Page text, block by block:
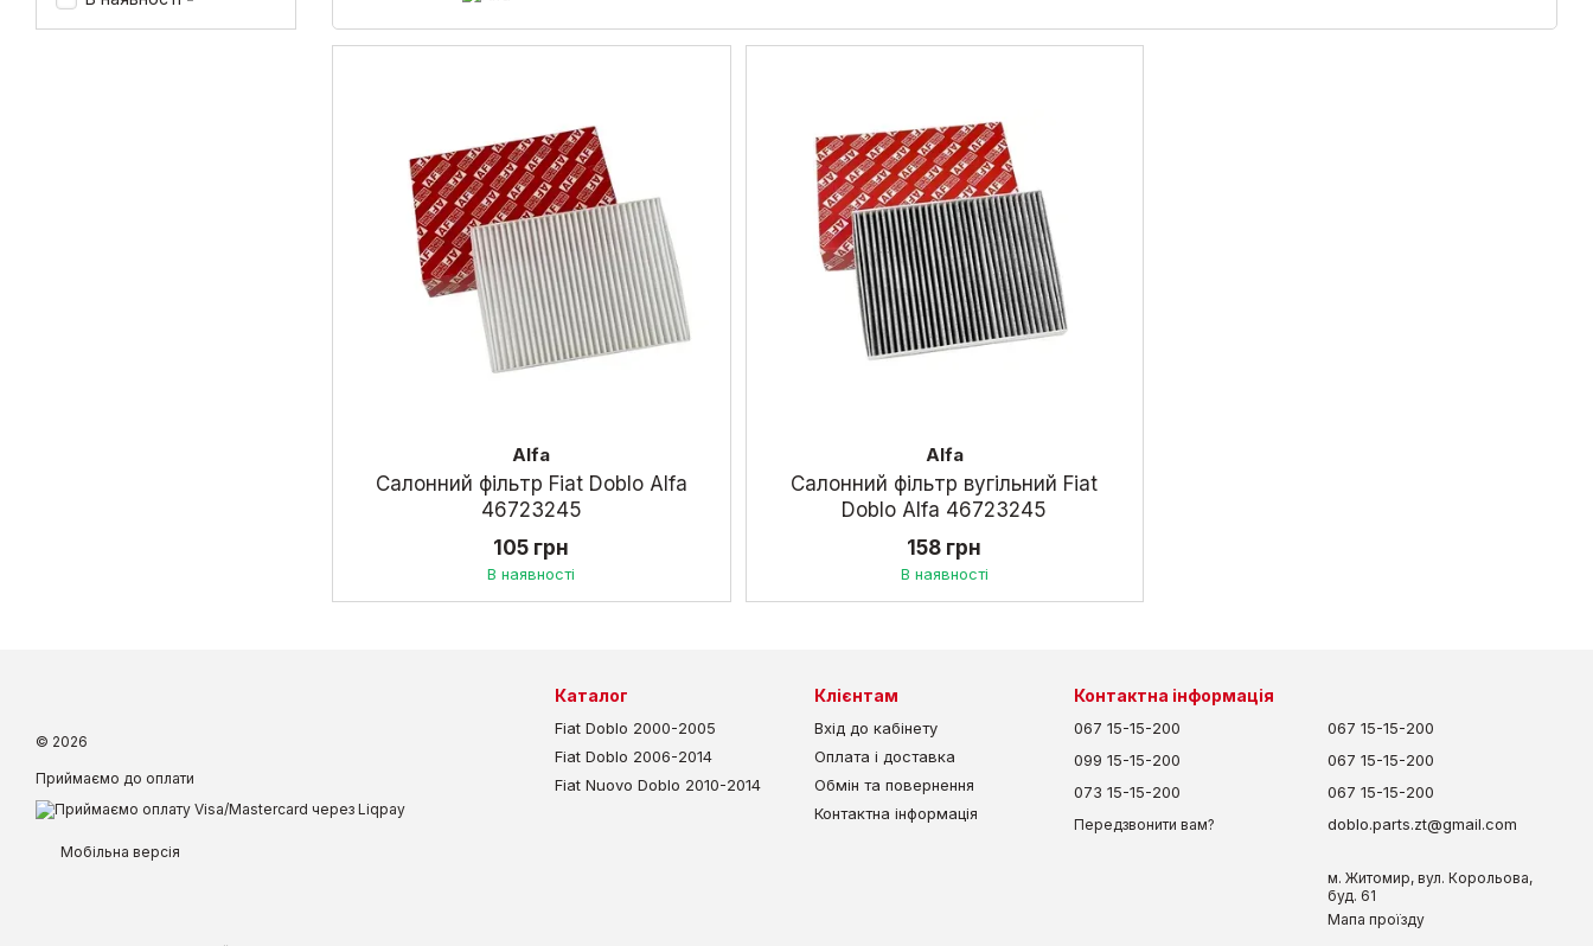
Alfa
Салонний фільтр Fiat Doblo Alfa
46723245
105 грн
В наявності
Alfa
Салонний фільтр вугільний Fiat
Doblo Alfa 46723245
158 грн
В наявності
© 2026
Приймаємо до оплати
Мобільна версія
Каталог
Fiat Doblo 2000-2005
Fiat Doblo 2006-2014
Fiat Nuovo Doblo 2010-2014
Клієнтам
Вхід до кабінету
Оплата і доставка
Обмін та повернення
Контактна інформація
Контактна інформація
067 15-15-200
099 15-15-200
073 15-15-200
Передзвонити вам?
067 15-15-200
067 15-15-200
067 15-15-200
doblo.parts.zt@gmail.com
м. Житомир, вул. Корольова,
буд. 61
Мапа проїзду